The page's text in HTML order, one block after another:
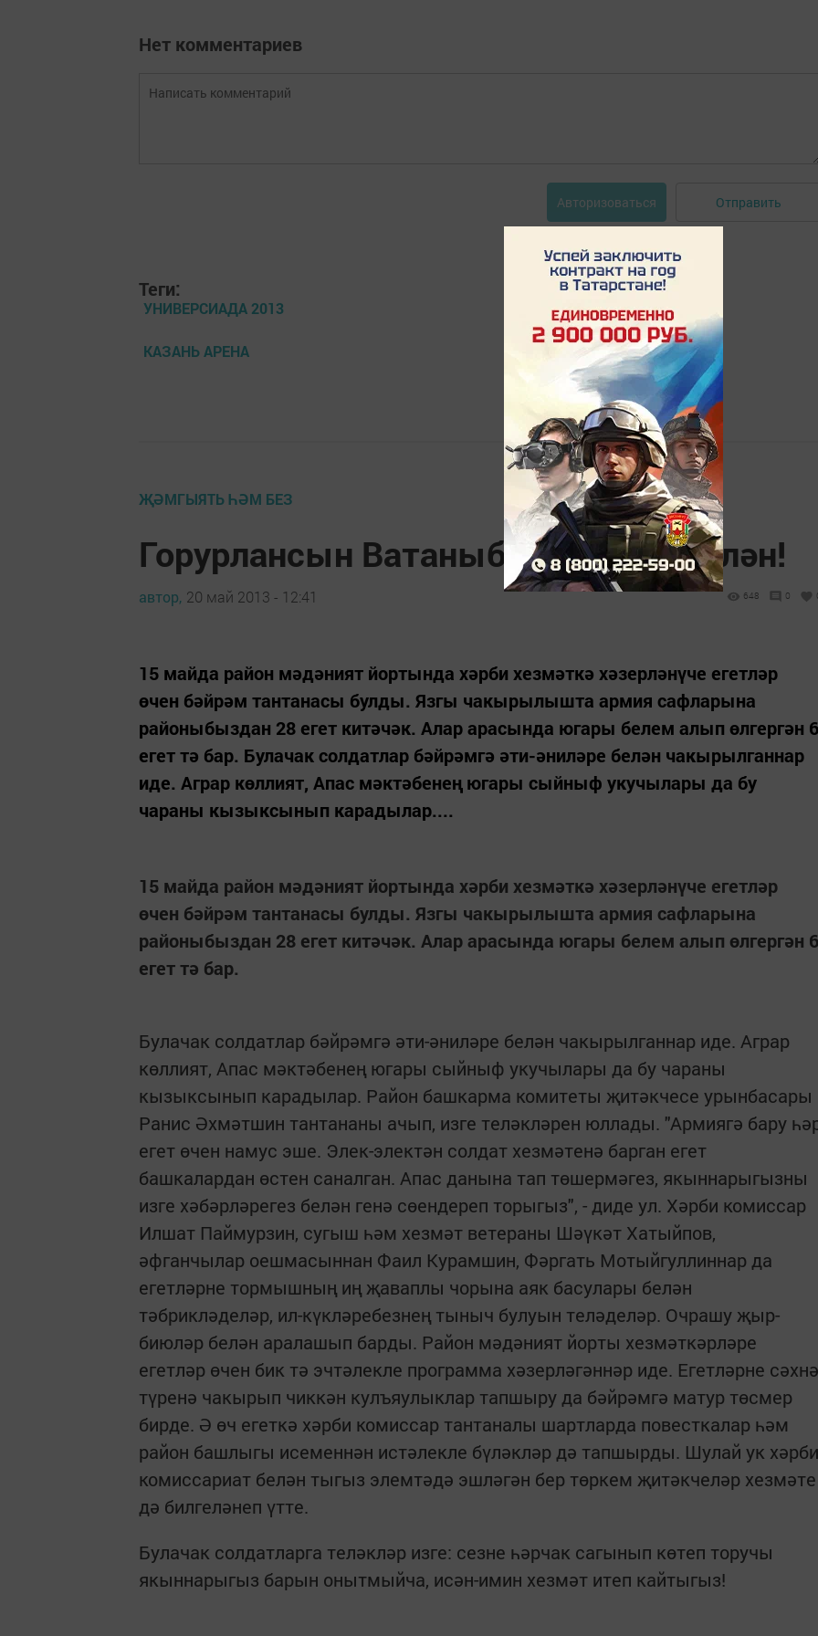
Нет комментариев
Авторизоваться Отправить
Теги:
УНИВЕРСИАДА 2013
КАЗАНЬ АРЕНА
ҖӘМГЫЯТЬ ҺӘМ БЕЗ
Горурлансын Ватаныбыз сезнең белән!
автор, 20 май 2013 - 12:41 648 0
15 майда район мәдәният йортында хәрби хезмәткә хәзерләнүче егетләр
өчен бәйрәм тантанасы булды. Язгы чакырылышта армия сафларына
районыбыздан 28 егет китәчәк. Алар арасында югары белем алып өлгергән 6
егет тә бар. Булачак солдатлар бәйрәмгә әти-әниләре белән чакырылганнар
иде. Аграр көллият, Апас мәктәбенең югары сыйныф укучылары да бу
чараны кызыксынып карадылар....
15 майда район мәдәният йортында хәрби хезмәткә хәзерләнүче егетләр
өчен бәйрәм тантанасы булды. Язгы чакырылышта армия сафларына
районыбыздан 28 егет китәчәк. Алар арасында югары белем алып өлгергән 6
егет тә бар.
Булачак солдатлар бәйрәмгә әти-әниләре белән чакырылганнар иде. Аграр
көллият, Апас мәктәбенең югары сыйныф укучылары да бу чараны
кызыксынып карадылар. Район башкарма комитеты җитәкчесе урынбасары
Ранис Әхмәтшин тантананы ачып, изге теләкләрен юллады. "Армиягә бару
егет өчен намус эше. Элек-электән солдат хезмәтенә барган егет
башкалардан өстен саналган. Апас данына тап төшермәгез, якыннарыгызны
изге хәбәрләрегез белән генә сөендереп торыгыз", - диде ул. Хәрби комиссар
Илшат Паймурзин, сугыш һәм хезмәт ветераны Шәүкәт Хатыйпов,
әфганчылар оешмасыннан Фаил Курамшин, Фәргать Мотыйгуллиннар да
егетләрне тормышның иң җаваплы чорына аяк басулары белән
тәбрикләделәр, ил-күкләребезнең тыныч булуын теләделәр. Очрашу җыр-
биюләр белән аралашып барды. Район мәдәният йорты хезмәткәрләре
егетләр өчен бик тә эчтәлекле программа хәзерләгәннәр иде. Егетләрне сәхнә
түренә чакырып чиккән кулъяулыклар тапшыру да бәйрәмгә матур төсмер
бирде. Ә өч егеткә хәрби комиссар тантаналы шартларда повесткалар һәм
район башлыгы исеменнән истәлекле бүләкләр дә тапшырды. Шулай ук хәрби
комиссариат белән тыгыз элемтәдә эшләгән бер төркем җитәкчеләр хезмәте
дә билгеләнеп үтте.
Булачак солдатларга теләкләр изге: сезне һәрчак сагынып көтеп торучы
якыннарыгыз барын онытмыйча, исән-имин хезмәт итеп кайтыгыз!